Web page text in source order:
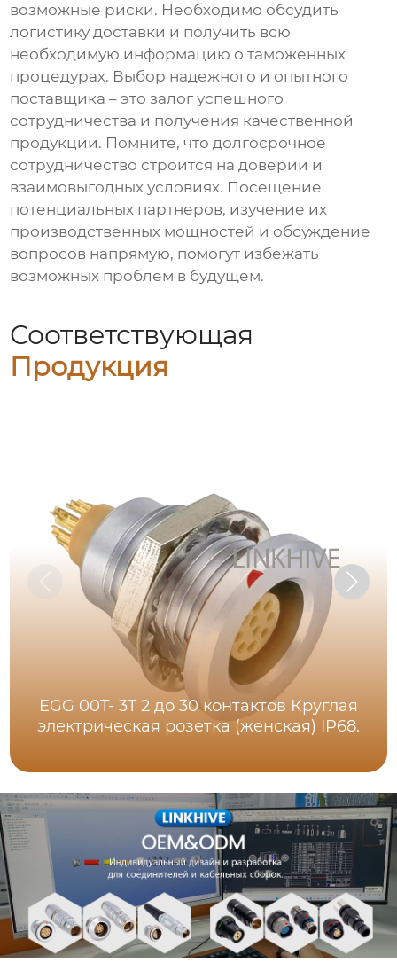
возможные риски. Необходимо обсудить
логистику доставки и получить всю
необходимую информацию о таможенных
процедурах. Выбор надежного и опытного
поставщика – это залог успешного
сотрудничества и получения качественной
продукции. Помните, что долгосрочное
сотрудничество строится на доверии и
взаимовыгодных условиях. Посещение
потенциальных партнеров, изучение их
производственных мощностей и обсуждение
вопросов напрямую, помогут избежать
возможных проблем в будущем.
Соответствующая
Продукция
EGG 00T- 3T 2 до 30 контактов Круглая
электрическая розетка (женская) IP68.